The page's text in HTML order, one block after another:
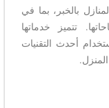
بالخبر، بما في
تتميز خدماتها
أحدث التقنيات